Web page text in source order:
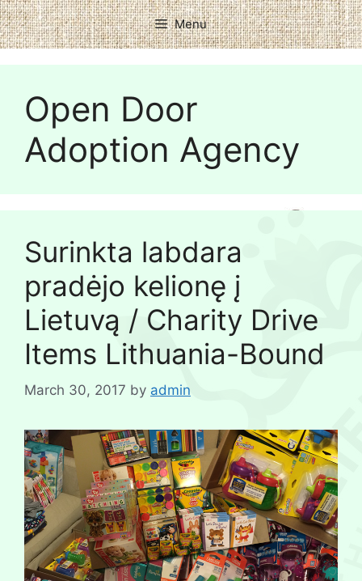
Menu
Open Door
Adoption Agency
Surinkta labdara
pradėjo kelionę į
Lietuvą / Charity Drive
Items Lithuania-Bound
March 30, 2017 by admin